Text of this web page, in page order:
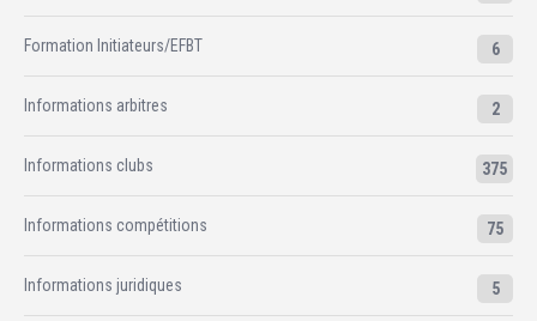
Formation Initiateurs/EFBT 6
Informations arbitres 2
Informations clubs 375
Informations compétitions 75
Informations juridiques 5